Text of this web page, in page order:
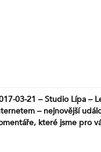
03-21 – Studio Lípa –
– nejnovější
které jsme pro